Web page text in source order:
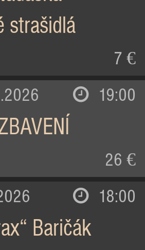
strašidlá
7 €
19:00
26 €
18:00
Baričák